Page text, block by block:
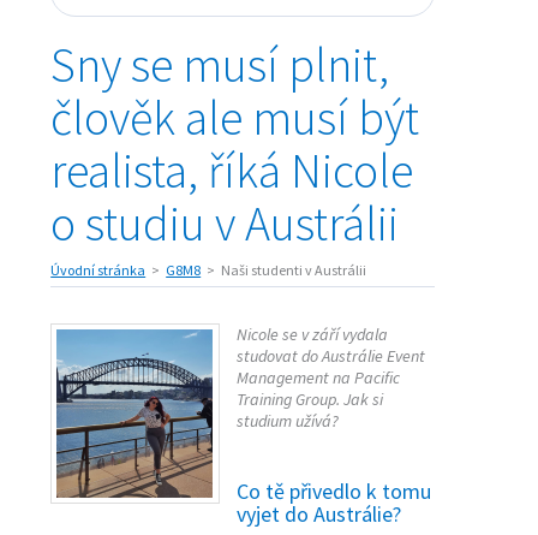
Sny se musí plnit,
člověk ale musí být
realista, říká Nicole
o studiu v Austrálii
Úvodní stránka G8M8 Naši studenti v Austrálii
Nicole se v září vydala
studovat do Austrálie Event
Management na Pacific
Training Group. Jak si
studium užívá?
Co tě přivedlo k tomu
vyjet do Austrálie?